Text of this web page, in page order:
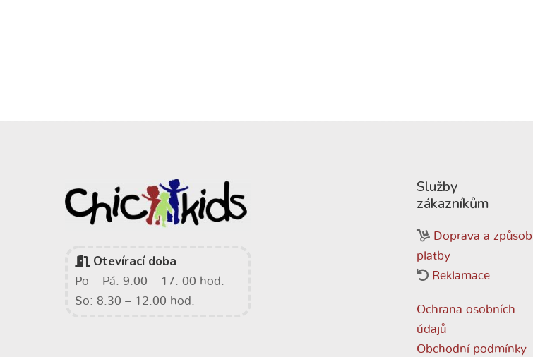
Otevírací doba
Po – Pá: 9.00 – 17. 00 hod.
So: 8.30 – 12.00 hod.
Služby
zákazníkům
Doprava a způsob
platby
Reklamace
Ochrana osobních
údajů
Obchodní podmínky